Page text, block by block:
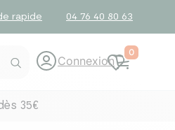
rapide 04 76 40 80 63
Connexion
0
35€